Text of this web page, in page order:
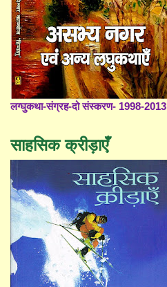
लग्घुकथा-संग्रह-दो संस्करण- 1998-2013
साहसिक क्रीड़ाएँ